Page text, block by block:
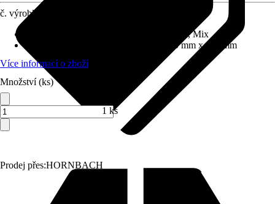
Prodej přes:HORNBACH
č. výrobku
Normální proud, Masáž, Mix
250 mm x 110 mm
Více informací o zboží
Množství (ks)
1 ks